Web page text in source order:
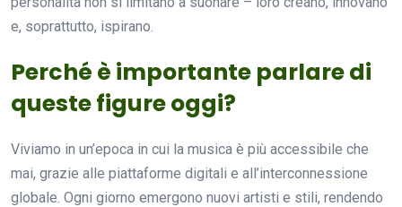
e, soprattutto, ispirano.
Perché è importante parlare di
queste figure oggi?
Viviamo in un’epoca in cui la musica è più accessibile che
mai, grazie alle piattaforme digitali e all’interconnessione
globale. Ogni giorno emergono nuovi artisti e stili, rendendo